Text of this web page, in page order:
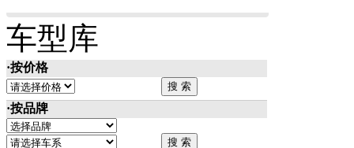
车型库
·按价格
·按品牌